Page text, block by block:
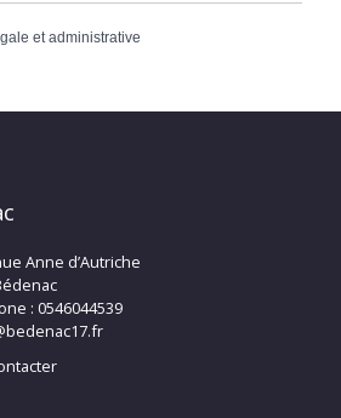
et administrative
Anne d’Autriche
: 0546044539